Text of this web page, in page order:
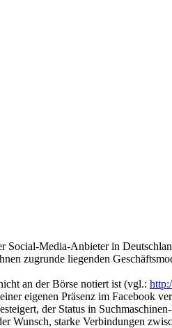
Media-Anbieter in
zugrunde liegenden
an der Börse notiert ist (vgl.:
eigenen Präsenz im Facebook
der Status in
Wunsch, starke Verbindungen